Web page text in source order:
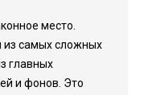
место.
из самых сложных
главных
и фонов. Это